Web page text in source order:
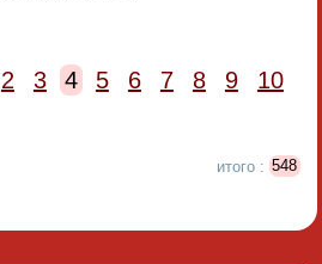
2 3 4 5 6 7 8 9
10
итого : 548